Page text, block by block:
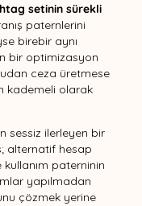
setinin sürekli
paternlerini
birebir aynı
bir optimizasyon
ceza üretmese
kademeli olarak
sessiz ilerleyen bir
alternatif hesap
paterninin
yapılmadan
çözmek yerine